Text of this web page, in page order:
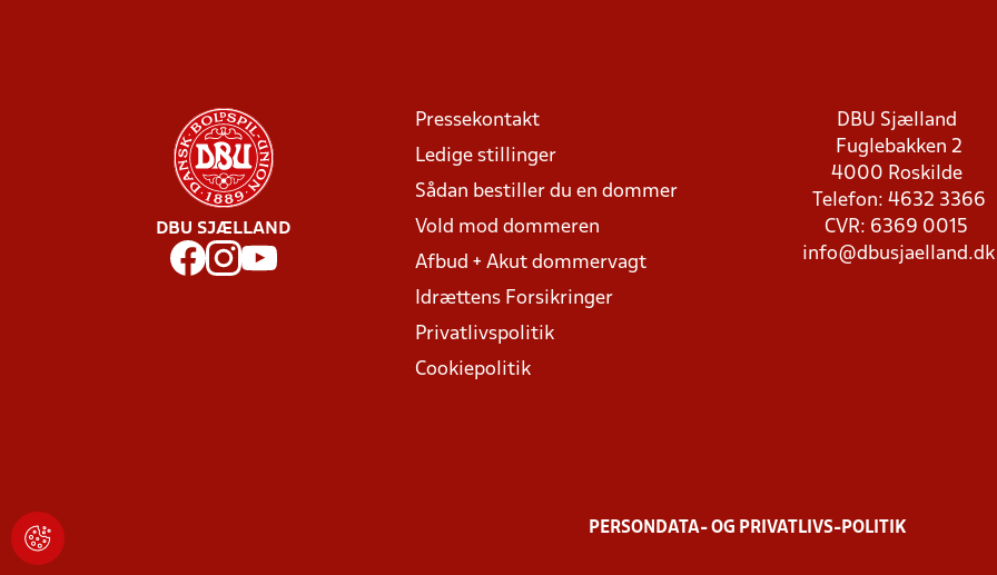
DBU SJÆLLAND
Pressekontakt
Ledige stillinger
Sådan bestiller du en dommer
Vold mod dommeren
Afbud + Akut dommervagt
Idrættens Forsikringer
Privatlivspolitik
Cookiepolitik
DBU Sjælland
Fuglebakken 2
4000 Roskilde
Telefon: 4632 3366
CVR: 6369 0015
info@dbusjaelland.dk
PERSONDATA- OG PRIVATLIVS-POLITIK